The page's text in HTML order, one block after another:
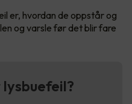
er, hvordan de oppstår og
og varsle før det blir fare